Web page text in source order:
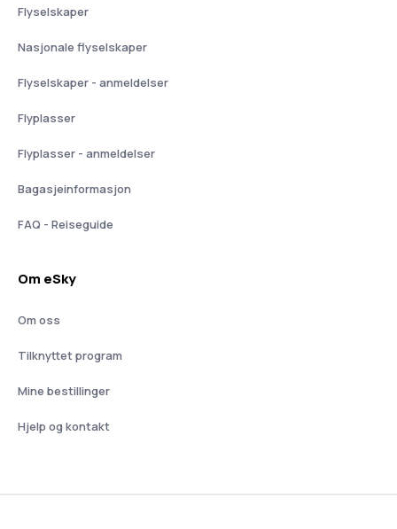
Flyselskaper
Nasjonale flyselskaper
Flyselskaper - anmeldelser
Flyplasser
Flyplasser - anmeldelser
Bagasjeinformasjon
FAQ - Reiseguide
Om eSky
Om oss
Tilknyttet program
Mine bestillinger
Hjelp og kontakt